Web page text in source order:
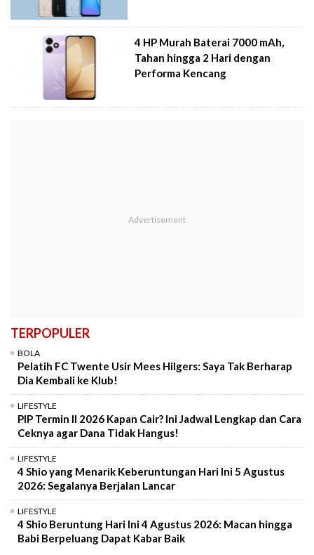
4 HP Murah Baterai 7000 mAh,
Tahan hingga 2 Hari dengan
Performa Kencang
TERPOPULER
BOLA
Pelatih FC Twente Usir Mees Hilgers: Saya Tak Berharap
Dia Kembali ke Klub!
LIFESTYLE
PIP Termin II 2026 Kapan Cair? Ini Jadwal Lengkap dan Cara
Ceknya agar Dana Tidak Hangus!
LIFESTYLE
4 Shio yang Menarik Keberuntungan Hari Ini 5 Agustus
2026: Segalanya Berjalan Lancar
LIFESTYLE
4 Shio Beruntung Hari Ini 4 Agustus 2026: Macan hingga
Babi Berpeluang Dapat Kabar Baik